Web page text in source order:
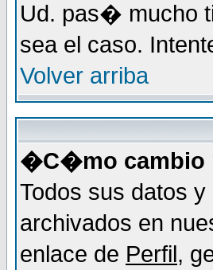
Ud. pas� mucho
sea el caso.
Volver arriba
�C�mo cambio
Todos sus datos
archivados en
enlace de Perfil,